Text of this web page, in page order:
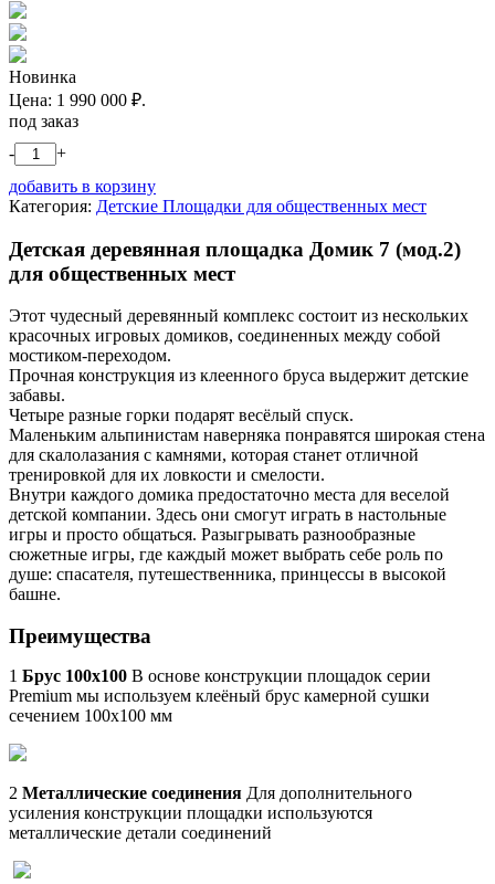
Новинка
Цена: 1 990 000 ₽.
под заказ
-
+
добавить в корзину
Категория: Детские Площадки для общественных мест
Детская деревянная площадка Домик 7 (мод.2)
для общественных мест
Этот чудесный деревянный комплекс состоит из нескольких
красочных игровых домиков, соединенных между собой
мостиком-переходом.
Прочная конструкция из клеенного бруса выдержит детские
забавы.
Четыре разные горки подарят весёлый спуск.
Маленьким альпинистам наверняка понравятся широкая стена
для скалолазания с камнями, которая станет отличной
тренировкой для их ловкости и смелости.
Внутри каждого домика предостаточно места для веселой
детской компании. Здесь они смогут играть в настольные
игры и просто общаться. Разыгрывать разнообразные
сюжетные игры, где каждый может выбрать себе роль по
душе: спасателя, путешественника, принцессы в высокой
башне.
Преимущества
1 Брус 100х100 В основе конструкции площадок серии
Premium мы используем клеёный брус камерной сушки
сечением 100х100 мм
2 Металлические соединения Для дополнительного
усиления конструкции площадки используются
металлические детали соединений